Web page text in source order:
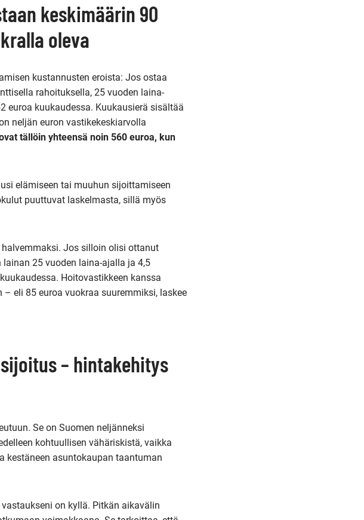
keskimäärin 90
oleva
kustannusten eroista: Jos ostaa
rahoituksella, 25 vuoden laina-
euroa kuukaudessa. Kuukausierä sisältää
neljän euron vastikekeskiarvolla
tällöin yhteensä noin 560 euroa, kun
elämiseen tai muuhun sijoittamiseen
puuttuvat laskelmasta, sillä myös
Jos silloin olisi ottanut
25 vuoden laina-ajalla ja 4,5
Hoitovastikkeen kanssa
eli 85 euroa vuokraa suuremmiksi, laskee
– hintakehitys
Se on Suomen neljänneksi
kohtuullisen vähäriskistä, vaikka
kestäneen asuntokaupan taantuman
on kyllä. Pitkän aikavälin